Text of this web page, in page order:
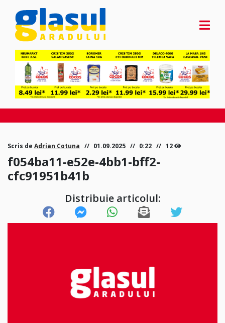
Scris de Adrian Cotuna 01.09.2025 0:22 12
f054ba11-e52e-4bb1-bff2-
cfc91951b41b
Distribuie articolul: